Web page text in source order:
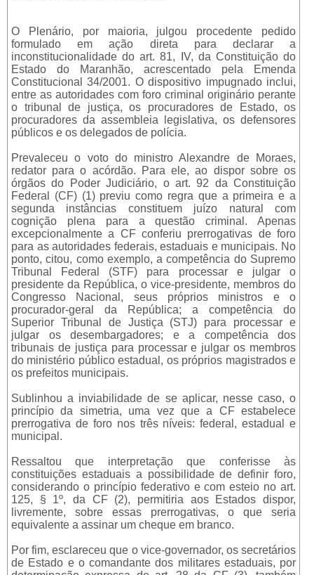
O Plenário, por maioria, julgou procedente pedido
formulado em ação direta para declarar a
inconstitucionalidade do art. 81, IV, da Constituição do
Estado do Maranhão, acrescentado pela Emenda
Constitucional 34/2001. O dispositivo impugnado inclui,
entre as autoridades com foro criminal originário perante
o tribunal de justiça, os procuradores de Estado, os
procuradores da assembleia legislativa, os defensores
públicos e os delegados de polícia.
Prevaleceu o voto do ministro Alexandre de Moraes,
redator para o acórdão. Para ele, ao dispor sobre os
órgãos do Poder Judiciário, o art. 92 da Constituição
Federal (CF) (1) previu como regra que a primeira e a
segunda instâncias constituem juízo natural com
cognição plena para a questão criminal. Apenas
excepcionalmente a CF conferiu prerrogativas de foro
para as autoridades federais, estaduais e municipais. No
ponto, citou, como exemplo, a competência do Supremo
Tribunal Federal (STF) para processar e julgar o
presidente da República, o vice-presidente, membros do
Congresso Nacional, seus próprios ministros e o
procurador-geral da República; a competência do
Superior Tribunal de Justiça (STJ) para processar e
julgar os desembargadores; e a competência dos
tribunais de justiça para processar e julgar os membros
do ministério público estadual, os próprios magistrados e
os prefeitos municipais.
Sublinhou a inviabilidade de se aplicar, nesse caso, o
princípio da simetria, uma vez que a CF estabelece
prerrogativa de foro nos três níveis: federal, estadual e
municipal.
Ressaltou que interpretação que conferisse às
constituições estaduais a possibilidade de definir foro,
considerando o princípio federativo e com esteio no art.
125, § 1º, da CF (2), permitiria aos Estados dispor,
livremente, sobre essas prerrogativas, o que seria
equivalente a assinar um cheque em branco.
Por fim, esclareceu que o vice-governador, os secretários
de Estado e o comandante dos militares estaduais, por